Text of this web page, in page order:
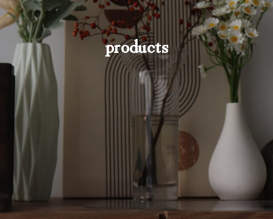
products